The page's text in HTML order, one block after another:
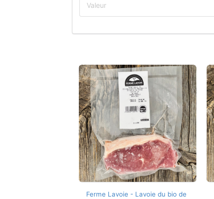
Ferme Lavoie - Lavoie du bio de